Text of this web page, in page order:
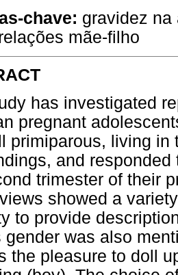
chave: gravidez na
mãe-filho
has investigated
pregnant
primiparous, living in
and
trimester of their
showed a
to provide
gender was also
the pleasure to doll